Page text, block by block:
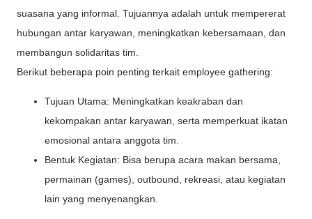
suasana yang informal. Tujuannya adalah untuk mempererat
hubungan antar karyawan, meningkatkan kebersamaan, dan
membangun solidaritas tim.
Berikut beberapa poin penting terkait employee gathering:
Tujuan Utama: Meningkatkan keakraban dan
kekompakan antar karyawan, serta memperkuat ikatan
emosional antara anggota tim.
Bentuk Kegiatan: Bisa berupa acara makan bersama,
permainan (games), outbound, rekreasi, atau kegiatan
lain yang menyenangkan.